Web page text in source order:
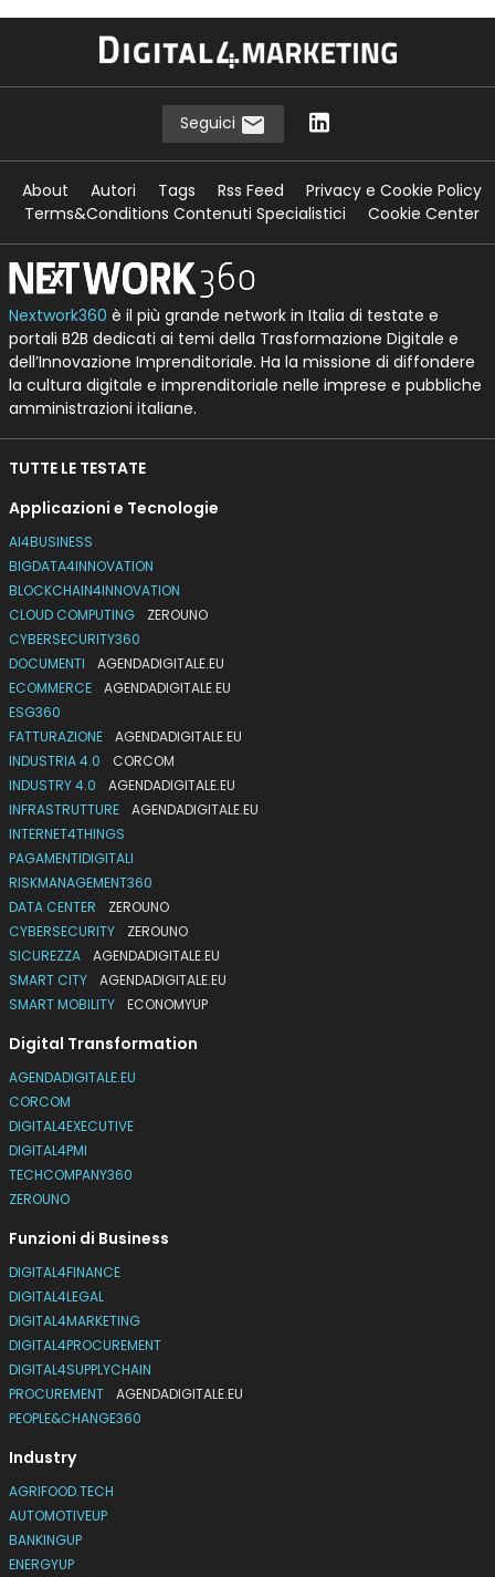
Seguici
About Autori Tags Rss Feed
Privacy e Cookie Policy
Terms&Conditions Contenuti Specialistici
Cookie Center
Nextwork360 è il più grande network in Italia di testate e
portali B2B dedicati ai temi della Trasformazione Digitale e
dell’Innovazione Imprenditoriale. Ha la missione di diffondere
la cultura digitale e imprenditoriale nelle imprese e pubbliche
amministrazioni italiane.
TUTTE LE TESTATE
Applicazioni e Tecnologie
AI4BUSINESS
BIGDATA4INNOVATION
BLOCKCHAIN4INNOVATION
CLOUD COMPUTING
ZEROUNO
CYBERSECURITY360
DOCUMENTI
AGENDADIGITALE.EU
ECOMMERCE
AGENDADIGITALE.EU
ESG360
FATTURAZIONE
AGENDADIGITALE.EU
INDUSTRIA 4.0
CORCOM
INDUSTRY 4.0
AGENDADIGITALE.EU
INFRASTRUTTURE
AGENDADIGITALE.EU
INTERNET4THINGS
PAGAMENTIDIGITALI
RISKMANAGEMENT360
DATA CENTER
ZEROUNO
CYBERSECURITY
ZEROUNO
SICUREZZA
AGENDADIGITALE.EU
SMART CITY
AGENDADIGITALE.EU
SMART MOBILITY
ECONOMYUP
Digital Transformation
AGENDADIGITALE.EU
CORCOM
DIGITAL4EXECUTIVE
DIGITAL4PMI
TECHCOMPANY360
ZEROUNO
Funzioni di Business
DIGITAL4FINANCE
DIGITAL4LEGAL
DIGITAL4MARKETING
DIGITAL4PROCUREMENT
DIGITAL4SUPPLYCHAIN
PROCUREMENT
AGENDADIGITALE.EU
PEOPLE&CHANGE360
Industry
AGRIFOOD.TECH
AUTOMOTIVEUP
BANKINGUP
ENERGYUP